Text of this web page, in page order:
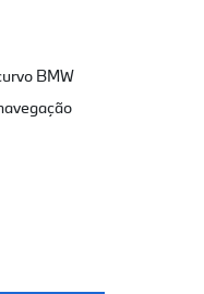
BMW